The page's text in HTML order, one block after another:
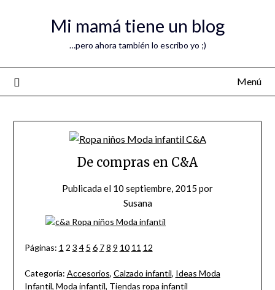
Mi mamá tiene un blog
…pero ahora también lo escribo yo ;)
Menú
De compras en C&A
Publicada el 10 septiembre, 2015 por
Susana
Páginas: 1 2 3 4 5 6 7 8 9 10 11 12
Categoría: Accesorios, Calzado infantil, Ideas Moda
Infantil, Moda infantil, Tiendas ropa infantil